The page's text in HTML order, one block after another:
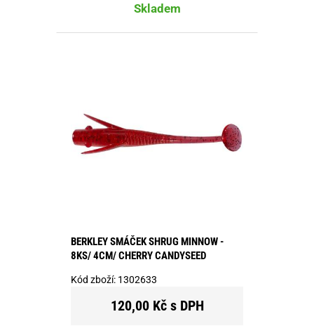
Skladem
BERKLEY SMÁČEK SHRUG MINNOW -
8KS/ 4CM/ CHERRY CANDYSEED
Kód zboží: 1302633
120,00 Kč s DPH